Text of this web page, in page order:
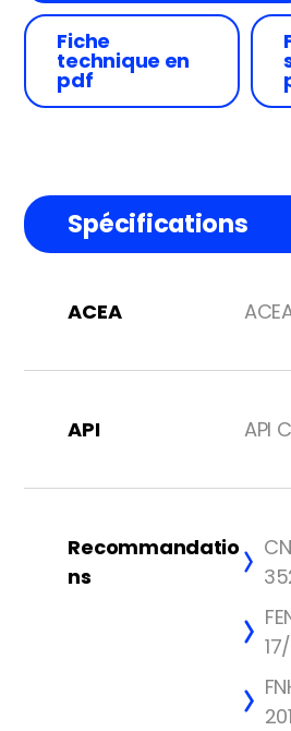
Fiche
technique en
pdf
Spécifications
ACEA
API API
Recommandatio
ns